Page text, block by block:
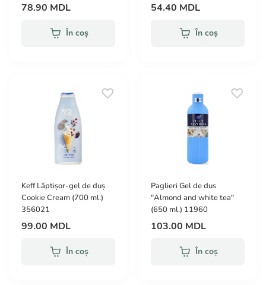
78.90 MDL
În coș
54.40 MDL
În coș
Keff Lăptișor-gel de duș
Cookie Cream (700 ml.)
356021
99.00 MDL
În coș
Paglieri Gel de dus
"Almond and white tea"
(650 ml.) 11960
103.00 MDL
În coș